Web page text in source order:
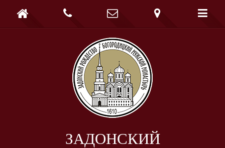
ЗАДОНСКИЙ
    